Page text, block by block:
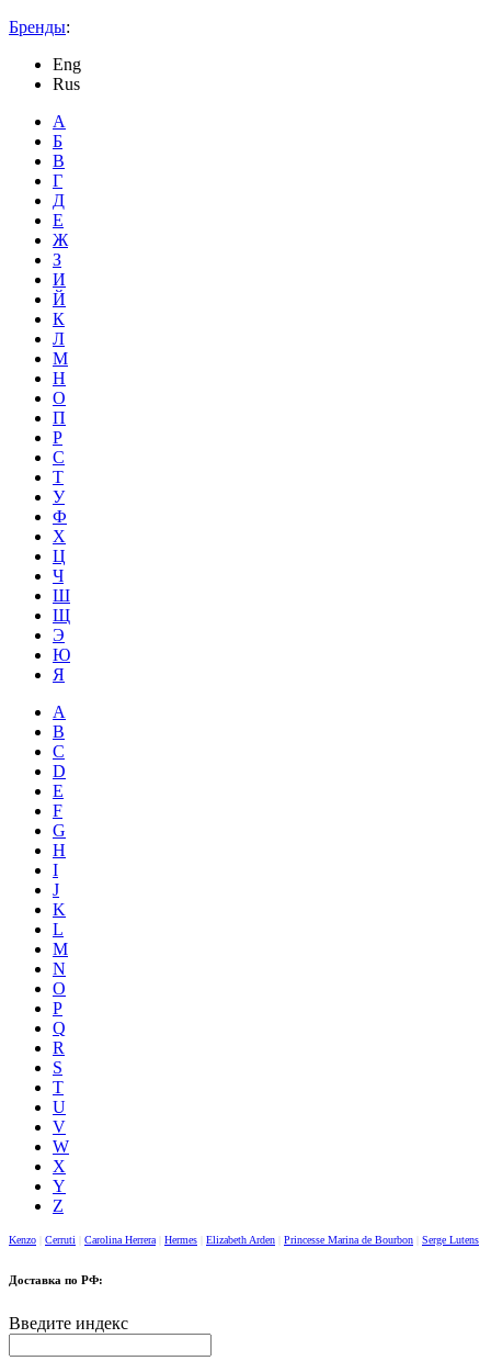
Бренды:
Eng
Rus
А
Б
В
Г
Д
Е
Ж
З
И
Й
К
Л
М
Н
О
П
Р
С
Т
У
Ф
Х
Ц
Ч
Ш
Щ
Э
Ю
Я
A
B
C
D
E
F
G
H
I
J
K
L
M
N
O
P
Q
R
S
T
U
V
W
X
Y
Z
Kenzo Cerruti Carolina Herrera Hermes Elizabeth Arden Princesse Marina de Bourbon Serge Lutens
Доставка по РФ:
Введите индекс